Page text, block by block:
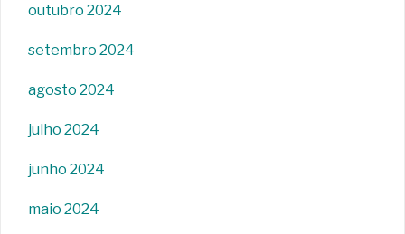
outubro 2024
setembro 2024
agosto 2024
julho 2024
junho 2024
maio 2024